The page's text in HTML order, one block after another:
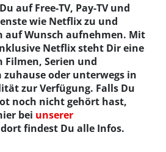
auf Free-TV, Pay-TV und
wie Netflix zu und
auf Wunsch aufnehmen. Mit
Netflix steht Dir eine
Filmen, Serien und
oder unterwegs in
zur Verfügung. Falls Du
noch nicht gehört hast,
bei unserer
findest Du alle Infos.